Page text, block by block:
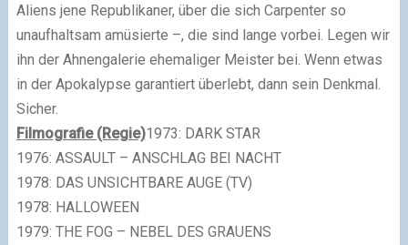
Aliens jene Republikaner, über die sich Carpenter so
unaufhaltsam amüsierte –, die sind lange vorbei. Legen wir
ihn der Ahnengalerie ehemaliger Meister bei. Wenn etwas
in der Apokalypse garantiert überlebt, dann sein Denkmal.
Sicher.
Filmografie (Regie)1973: DARK STAR
1976: ASSAULT – ANSCHLAG BEI NACHT
1978: DAS UNSICHTBARE AUGE (TV)
1978: HALLOWEEN
1979: THE FOG – NEBEL DES GRAUENS